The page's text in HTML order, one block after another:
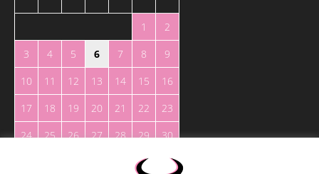
1
2
3
4 5 6 7 8
9
10
11 12 13 14 15
16
17
18 19 20 21 22
23
24
25 26 27 28 29
30